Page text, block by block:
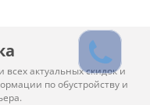
всех актуальных скидок и
по обустройству и